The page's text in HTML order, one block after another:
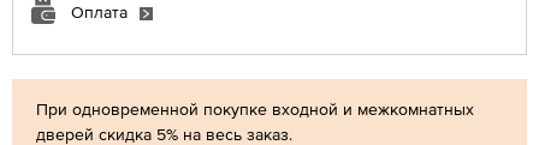
При одновременной покупке входной и межкомнатных
дверей скидка 5% на весь заказ.
Оплата